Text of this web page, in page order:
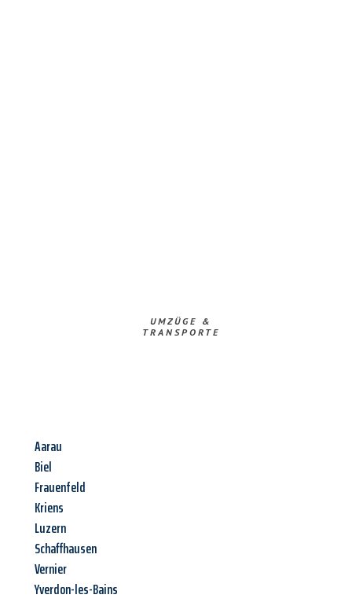
UMZÜGE &
TRANSPORTE
Aarau
Biel
Frauenfeld
Kriens
Luzern
Schaffhausen
Vernier
Yverdon-les-Bains